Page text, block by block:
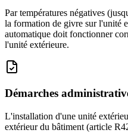
Par températures négatives
la formation de givre sur l'unité
automatique doit fonctionner
l'unité extérieure.
Démarches
L'installation d'une unité
extérieur du bâtiment (article